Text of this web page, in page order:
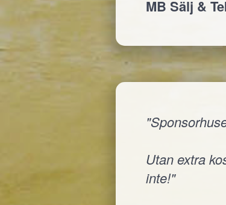
MB Sälj &
Utan extra
inte!"